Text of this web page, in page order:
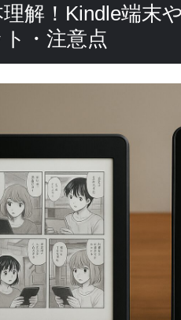
解！Kindle端末
・注意点